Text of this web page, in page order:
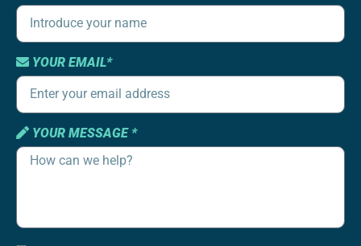
YOUR EMAIL*
YOUR MESSAGE *